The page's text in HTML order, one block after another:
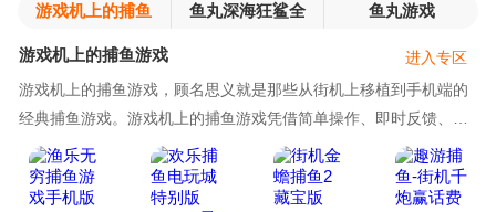
游戏机上的捕鱼
游戏
鱼丸深海狂鲨全
鱼丸游戏
游戏机上的捕鱼游戏
游戏机上的捕鱼游戏，顾名思义就是那些从街机上移植到手机端的
经典捕鱼游戏。游戏机上的捕鱼游戏凭借简单操作、即时反馈、多
人互动、丰富奖励四大核心优势，成为游戏厅长盛
进入专区